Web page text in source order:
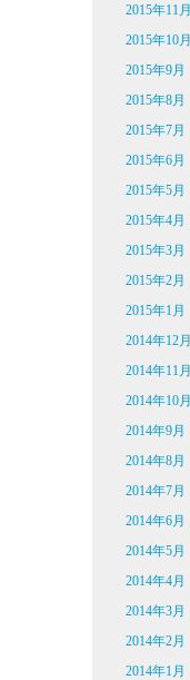
2015年11月
2015年10月
2015年9月
2015年8月
2015年7月
2015年6月
2015年5月
2015年4月
2015年3月
2015年2月
2015年1月
2014年12月
2014年11月
2014年10月
2014年9月
2014年8月
2014年7月
2014年6月
2014年5月
2014年4月
2014年3月
2014年2月
2014年1月